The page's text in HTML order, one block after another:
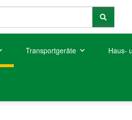
Transportgeräte Haus-